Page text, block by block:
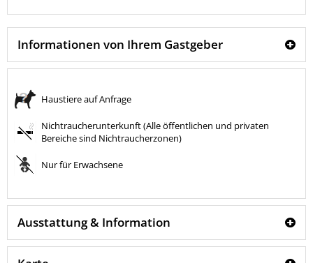
Informationen von Ihrem Gastgeber
Haustiere auf Anfrage
Nichtraucherunterkunft (Alle öffentlichen und privaten
Bereiche sind Nichtraucherzonen)
Nur für Erwachsene
Ausstattung & Information